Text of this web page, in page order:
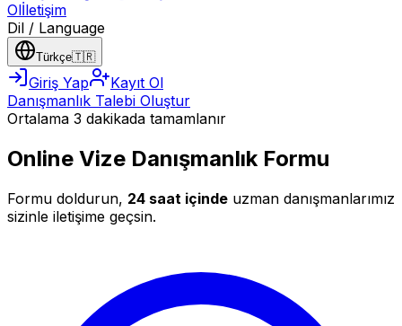
Olİletişim
Dil / Language
Türkçe🇹🇷
Giriş Yap
Kayıt Ol
Danışmanlık Talebi Oluştur
Ortalama 3 dakikada tamamlanır
Online Vize Danışmanlık Formu
Formu doldurun, 24 saat içinde uzman danışmanlarımız
sizinle iletişime geçsin.